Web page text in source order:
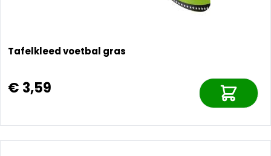
Tafelkleed voetbal gras
€ 3,59